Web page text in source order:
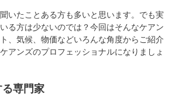
いたことある方も多いと思います。でも実
る方は少ないのでは？今回はそんなケアン
、気候、物価などいろんな角度からご紹介
アンズのプロフェッショナルになりましょ
専門家